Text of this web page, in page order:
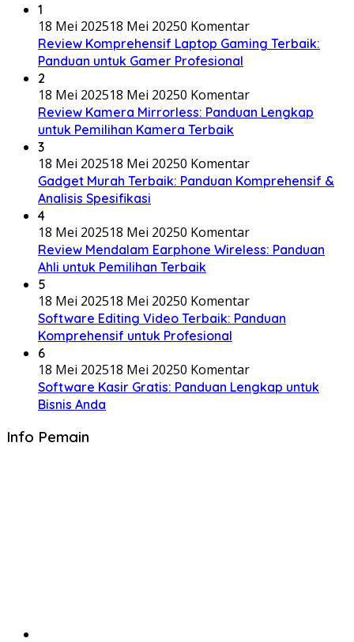
1
18 Mei 202518 Mei 20250 Komentar
Review Komprehensif Laptop Gaming Terbaik:
Panduan untuk Gamer Profesional
2
18 Mei 202518 Mei 20250 Komentar
Review Kamera Mirrorless: Panduan Lengkap
untuk Pemilihan Kamera Terbaik
3
18 Mei 202518 Mei 20250 Komentar
Gadget Murah Terbaik: Panduan Komprehensif &
Analisis Spesifikasi
4
18 Mei 202518 Mei 20250 Komentar
Review Mendalam Earphone Wireless: Panduan
Ahli untuk Pemilihan Terbaik
5
18 Mei 202518 Mei 20250 Komentar
Software Editing Video Terbaik: Panduan
Komprehensif untuk Profesional
6
18 Mei 202518 Mei 20250 Komentar
Software Kasir Gratis: Panduan Lengkap untuk
Bisnis Anda
Info Pemain